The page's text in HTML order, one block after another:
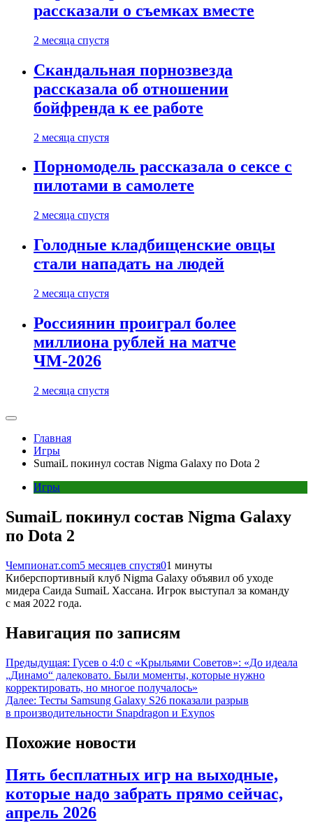
рассказали о съемках вместе
2 месяца спустя
Скандальная порнозвезда
рассказала об отношении
бойфренда к ее работе
2 месяца спустя
Порномодель рассказала о сексе с
пилотами в самолете
2 месяца спустя
Голодные кладбищенские овцы
стали нападать на людей
2 месяца спустя
Россиянин проиграл более
миллиона рублей на матче
ЧМ-2026
2 месяца спустя
Главная
Игры
SumaiL покинул состав Nigma Galaxy по Dota 2
Игры
SumaiL покинул состав Nigma Galaxy
по Dota 2
Чемпионат.com5 месяцев спустя01 минуты
Киберспортивный клуб Nigma Galaxy объявил об уходе
мидера Саида SumaiL Хассана. Игрок выступал за команду
с мая 2022 года.
Навигация по записям
Предыдущая: Гусев о 4:0 с «Крыльями Советов»: «До идеала
„Динамо“ далековато. Были моменты, которые нужно
корректировать, но многое получалось»
Далее: Тесты Samsung Galaxy S26 показали разрыв
в производительности Snapdragon и Exynos
Похожие новости
Пять бесплатных игр на выходные,
которые надо забрать прямо сейчас,
апрель 2026